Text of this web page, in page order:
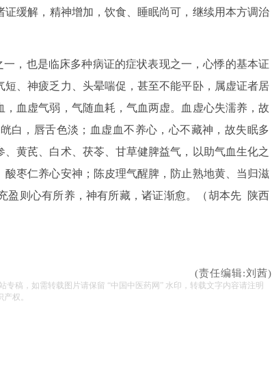
缓解，精神增加，饮食、睡眠尚可，继续用本方调治
，也是临床多种病证的症状表现之一，心悸的基本证
、神疲乏力、头晕喘促，甚至不能平卧，属虚证者居
血虚气弱，气随血耗，气血两虚。血虚心失濡养，故
白，唇舌色淡；血虚血不养心，心不藏神，故失眠多
黄芪、白术、茯苓、甘草健脾益气，以助气血生化之
枣仁养心安神；陈皮理气醒脾，防止熟地黄、当归滋
盈则心有所养，神有所藏，诸证渐愈。（胡本先 陕西
(责任编辑:刘茜)
稿，如需转载图片请保留 “中国中医药网” 水印，转载文字内容请注明
权。